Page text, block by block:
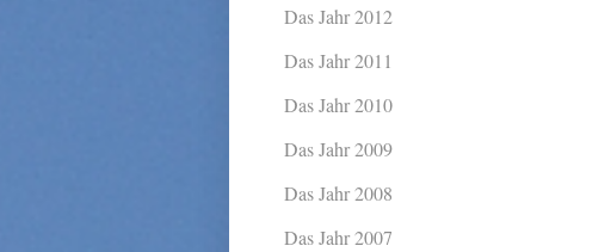
Das Jahr 2012
Das Jahr 2011
Das Jahr 2010
Das Jahr 2009
Das Jahr 2008
Das Jahr 2007